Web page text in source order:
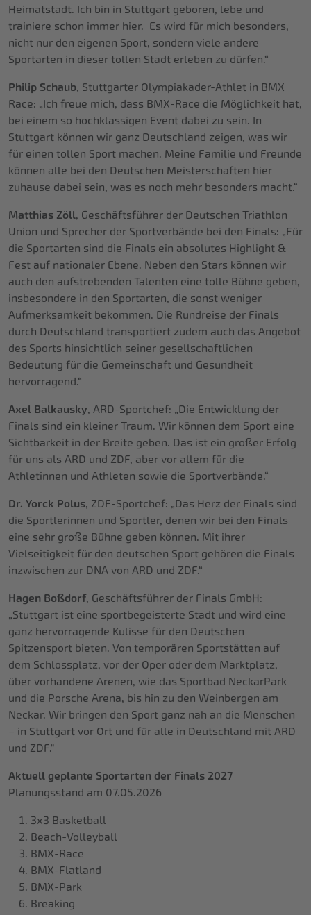
Heimatstadt. Ich bin in Stuttgart geboren, lebe und
trainiere schon immer hier. Es wird für mich besonders,
nicht nur den eigenen Sport, sondern viele andere
Sportarten in dieser tollen Stadt erleben zu dürfen.“
Philip Schaub, Stuttgarter Olympiakader-Athlet in BMX
Race: „Ich freue mich, dass BMX-Race die Möglichkeit hat,
bei einem so hochklassigen Event dabei zu sein. In
Stuttgart können wir ganz Deutschland zeigen, was wir
für einen tollen Sport machen. Meine Familie und Freunde
können alle bei den Deutschen Meisterschaften hier
zuhause dabei sein, was es noch mehr besonders macht.“
Matthias Zöll, Geschäftsführer der Deutschen Triathlon
Union und Sprecher der Sportverbände bei den Finals: „Für
die Sportarten sind die Finals ein absolutes Highlight &
Fest auf nationaler Ebene. Neben den Stars können wir
auch den aufstrebenden Talenten eine tolle Bühne geben,
insbesondere in den Sportarten, die sonst weniger
Aufmerksamkeit bekommen. Die Rundreise der Finals
durch Deutschland transportiert zudem auch das Angebot
des Sports hinsichtlich seiner gesellschaftlichen
Bedeutung für die Gemeinschaft und Gesundheit
hervorragend.“
Axel Balkausky, ARD-Sportchef: „Die Entwicklung der
Finals sind ein kleiner Traum. Wir können dem Sport eine
Sichtbarkeit in der Breite geben. Das ist ein großer Erfolg
für uns als ARD und ZDF, aber vor allem für die
Athletinnen und Athleten sowie die Sportverbände.“
Dr. Yorck Polus, ZDF-Sportchef: „Das Herz der Finals sind
die Sportlerinnen und Sportler, denen wir bei den Finals
eine sehr große Bühne geben können. Mit ihrer
Vielseitigkeit für den deutschen Sport gehören die Finals
inzwischen zur DNA von ARD und ZDF.“
Hagen Boßdorf, Geschäftsführer der Finals GmbH:
„Stuttgart ist eine sportbegeisterte Stadt und wird eine
ganz hervorragende Kulisse für den Deutschen
Spitzensport bieten. Von temporären Sportstätten auf
dem Schlossplatz, vor der Oper oder dem Marktplatz,
über vorhandene Arenen, wie das Sportbad NeckarPark
und die Porsche Arena, bis hin zu den Weinbergen am
Neckar. Wir bringen den Sport ganz nah an die Menschen
– in Stuttgart vor Ort und für alle in Deutschland mit ARD
und ZDF."
Aktuell geplante Sportarten der Finals 2027
Planungsstand am 07.05.2026
3x3 Basketball
Beach-Volleyball
BMX-Race
BMX-Flatland
BMX-Park
Breaking